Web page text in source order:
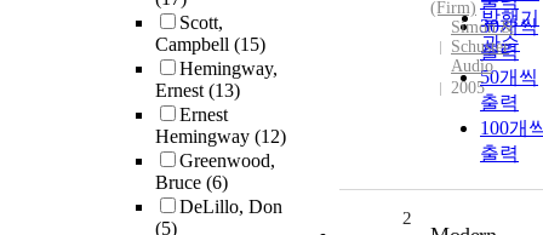
Scott,
Campbell (15)
Hemingway,
Ernest(13)
Ernest
Hemingway (12)
Greenwood,
Bruce (6)
DeLillo, Don
(5)
발행기
관순
30개씩
출력
50개씩
출력
100개
출력
(Firm)
Simon &
Schuster
Audio
2005
2